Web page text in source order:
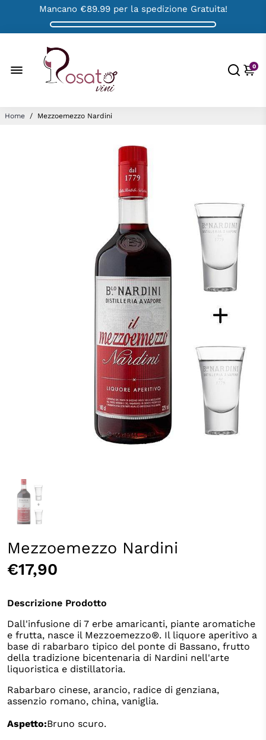
Mancano €89.99per la spedizione Gratuita!
0
Home / Mezzoemezzo Nardini
Mezzoemezzo Nardini
€17,90
Descrizione Prodotto
Dall'infusione di 7 erbe amaricanti, piante aromatiche
e frutta, nasce il Mezzoemezzo®. Il liquore aperitivo a
base di rabarbaro tipico del ponte di Bassano, frutto
della tradizione bicentenaria di Nardini nell'arte
liquoristica e distillatoria.
Rabarbaro cinese, arancio, radice di genziana,
assenzio romano, china, vaniglia.
Aspetto:Bruno scuro.